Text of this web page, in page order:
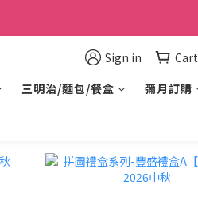
Sign in
三明治/麵包/餐盒 彌月訂購